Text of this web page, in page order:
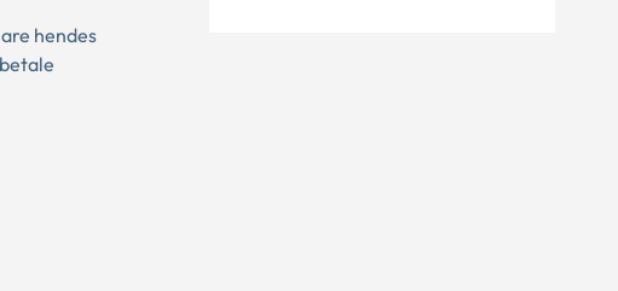
hendes